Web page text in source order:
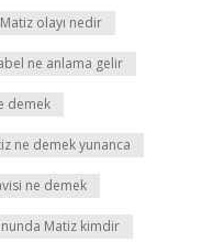
olayı nedir
ne anlama gelir
demek
ne demek yunanca
ne demek
Matiz kimdir